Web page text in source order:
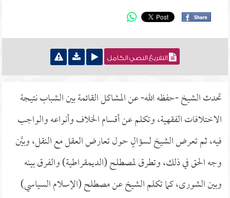
التفريغ النصي الكامل
تحدث الشيخ -حفظه الله- عن المشاكل القائمة بين الشباب نتيجة
الاختلافات الفقهية، وتكلم عن أقسام الخلاف وأنواعه والواجب
فيه، ثم تعرض الشيخ لسؤالٍ حول تعارض العقل مع النقل، وبيَّن
وجه الحق في ذلك، وتطرق لمصطلح (الديمقراطية) والفرق بينه
وبين الشورى، كما تكلم الشيخ عن مصطلح (الإسلام السياسي)